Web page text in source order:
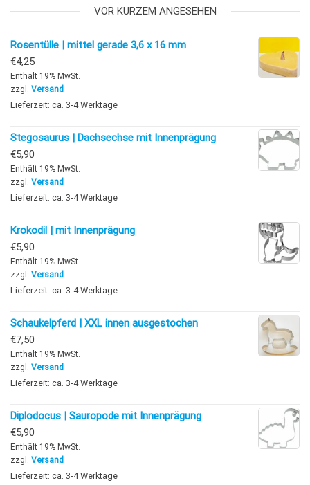
VOR KURZEM ANGESEHEN
Rosentülle | mittel gerade 3,6 x 16 mm
€4,25
Enthält 19% MwSt.
zzgl. Versand
Lieferzeit: ca. 3-4 Werktage
Stegosaurus | Dachsechse mit Innenprägung
€5,90
Enthält 19% MwSt.
zzgl. Versand
Lieferzeit: ca. 3-4 Werktage
Krokodil | mit Innenprägung
€5,90
Enthält 19% MwSt.
zzgl. Versand
Lieferzeit: ca. 3-4 Werktage
Schaukelpferd | XXL innen ausgestochen
€7,50
Enthält 19% MwSt.
zzgl. Versand
Lieferzeit: ca. 3-4 Werktage
Diplodocus | Sauropode mit Innenprägung
€5,90
Enthält 19% MwSt.
zzgl. Versand
Lieferzeit: ca. 3-4 Werktage